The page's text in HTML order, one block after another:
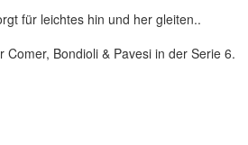
für leichtes hin und her gleiten..
Bondioli & Pavesi in der Serie 6.